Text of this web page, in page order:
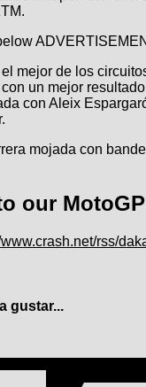
mejor de los
un mejor
con Aleix
mojada con
our
www.crash.net/rss/
gustar...